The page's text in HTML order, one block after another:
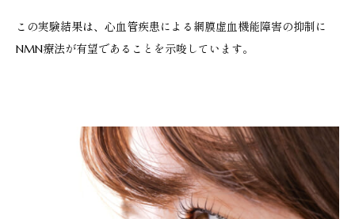
この実験結果は、心血管疾患による網膜虚血機能障害の抑制に
NMN療法が有望であることを示唆しています。